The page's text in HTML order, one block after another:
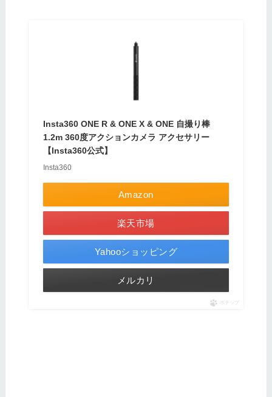
Insta360 ONE R & ONE X & ONE 自撮り棒
1.2m 360度アクションカメラ アクセサリー
【Insta360公式】
Insta360
Amazon
楽天市場
Yahooショッピング
メルカリ
ポチップ